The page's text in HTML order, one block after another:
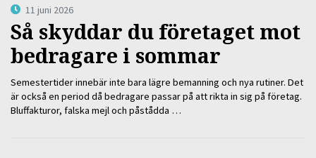
11 juni 2026
Så skyddar du företaget mot
bedragare i sommar
Semestertider innebär inte bara lägre bemanning och nya rutiner. Det
är också en period då bedragare passar på att rikta in sig på företag.
Bluffakturor, falska mejl och påstådda …